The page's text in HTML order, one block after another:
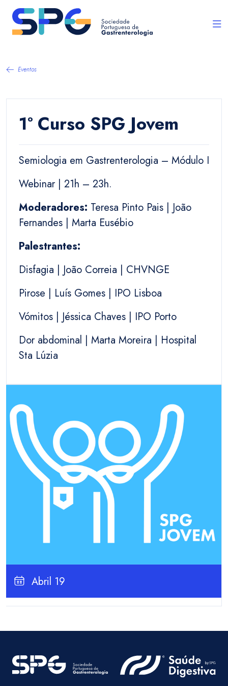
Eventos
1º Curso SPG Jovem
Semiologia em Gastrenterologia – Módulo I
Webinar | 21h – 23h.
Moderadores: Teresa Pinto Pais | João
Fernandes | Marta Eusébio
Palestrantes:
Disfagia | João Correia | CHVNGE
Pirose | Luís Gomes | IPO Lisboa
Vómitos | Jéssica Chaves | IPO Porto
Dor abdominal | Marta Moreira | Hospital
Sta Lúzia
Abril 19